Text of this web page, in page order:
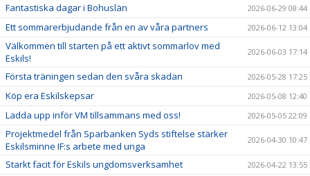
Fantastiska dagar i Bohuslän 2026-06-29 08:44
Ett sommarerbjudande från en av våra partners 2026-06-12 13:04
Välkommen till starten på ett aktivt sommarlov med
Eskils!
2026-06-03 17:14
Första träningen sedan den svåra skadan 2026-05-28 17:25
Köp era Eskilskepsar 2026-05-08 12:40
Ladda upp inför VM tillsammans med oss! 2026-05-05 22:09
Projektmedel från Sparbanken Syds stiftelse stärker
Eskilsminne IF:s arbete med unga
2026-04-30 10:47
Starkt facit för Eskils ungdomsverksamhet 2026-04-22 13:55